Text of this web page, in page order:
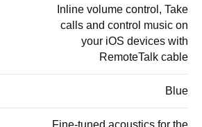
Inline volume control, Take
calls and control music on
your iOS devices with
RemoteTalk cable
Blue